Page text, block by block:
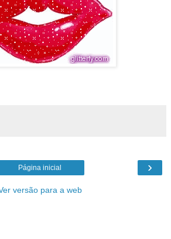
›
Página inicial
versão para a web